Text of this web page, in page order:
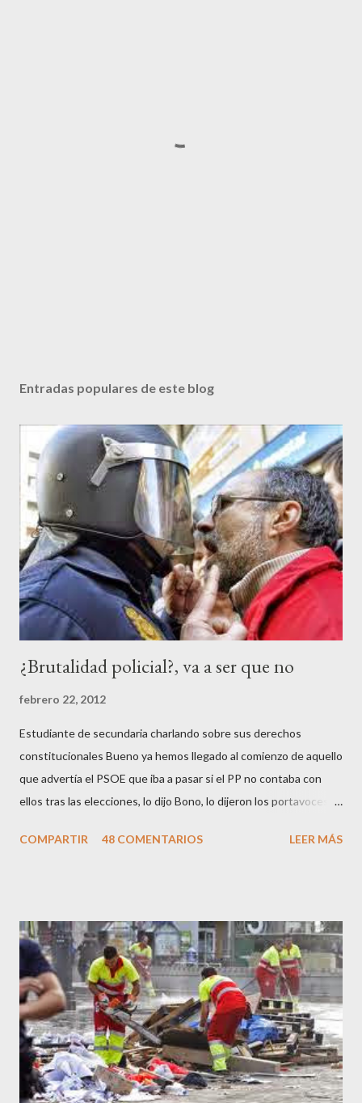
Entradas populares de este blog
¿Brutalidad policial?, va a ser que no
febrero 22, 2012
Estudiante de secundaria charlando sobre sus derechos
constitucionales Bueno ya hemos llegado al comienzo de aquello
que advertía el PSOE que iba a pasar si el PP no contaba con
ellos tras las elecciones, lo dijo Bono, lo dijeron los portavoces
los okupas, los red skins, los sharps o los anarcos porque a estos
caballeretes salieran en Valencia a la calle, dispuestos a hacer lo
que les viniera en gana, manifestarse sin la autorización
pertinente, cortar el tráfico de las calles más céntricas, volcar los
contenedores de vidrio para tener botellas a mano para agredir a
los agentes, incendiar contenedores, apedrear a la policía,
agredirla, morderla, para que toda la pijo progresía del país, todos
los que no fuman ni tabaco, n...
COMPARTIR 48 COMENTARIOS LEER MÁS